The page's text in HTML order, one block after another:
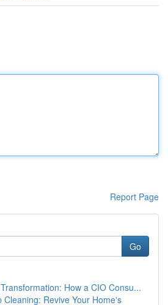
Report Page
Go
How a CIO Consu...
Cleaning: Revive Your Home's